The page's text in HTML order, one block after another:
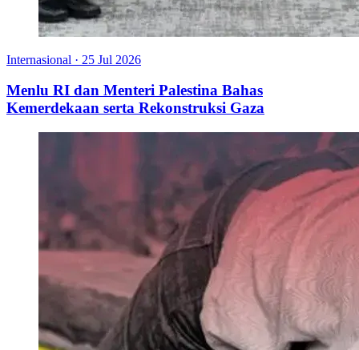
Internasional · 25 Jul 2026
Menlu RI dan Menteri Palestina Bahas
Kemerdekaan serta Rekonstruksi Gaza